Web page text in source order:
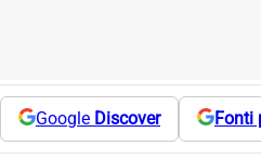
Google Discover Fonti